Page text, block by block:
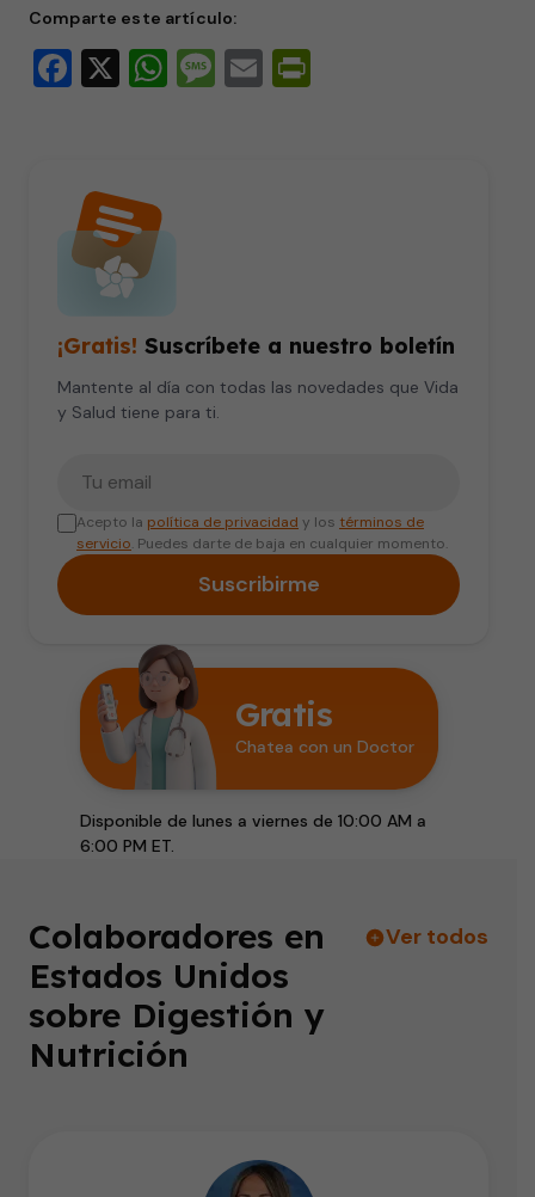
Comparte este artículo:
Facebook
X WhatsApp
Message
Email
¡Gratis! Suscríbete a nuestro boletín
Mantente al día con todas las novedades que Vida
y Salud tiene para ti.
Acepto la política de privacidad y los términos de
servicio. Puedes darte de baja en cualquier momento.
Suscribirme
Gratis
Chatea con un Doctor
Disponible de lunes a viernes de 10:00 AM a
6:00 PM ET.
Colaboradores en
Estados Unidos
sobre Digestión y
Nutrición
Ver todos